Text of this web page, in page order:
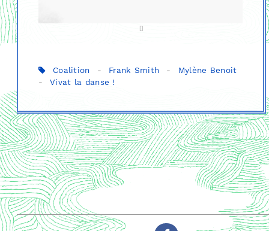
Coalition - Frank Smith -
Mylène Benoit
-
Vivat la danse !